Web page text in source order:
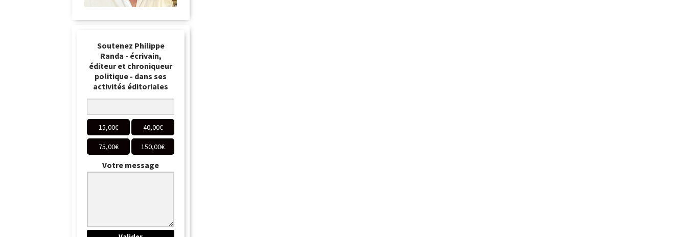
Soutenez Philippe
Randa - écrivain,
éditeur et chroniqueur
politique - dans ses
activités éditoriales
15,00€ 40,00€
75,00€ 150,00€
Votre message